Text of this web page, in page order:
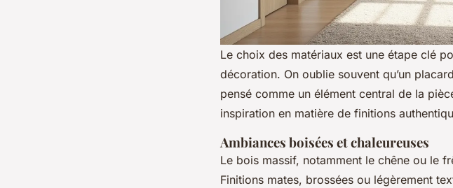
Le choix des matériaux est une étape clé
décoration. On oublie souvent qu’un
pensé comme un élément central de la
inspiration en matière de finitions
Ambiances boisées et chaleureuses
Le bois massif, notamment le chêne ou le
Finitions mates, brossées ou légèrement